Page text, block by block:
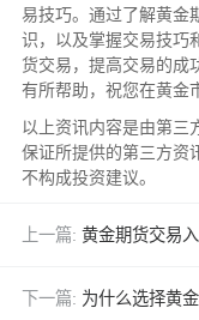
易技巧。通过了解黄金
识，以及掌握交易技巧
货交易，提高交易的成
有所帮助，祝您在黄金
以上资讯内容是由第三
保证所提供的第三方资
不构成投资建议。
上一篇: 黄金期货交易
下一篇: 为什么选择黄